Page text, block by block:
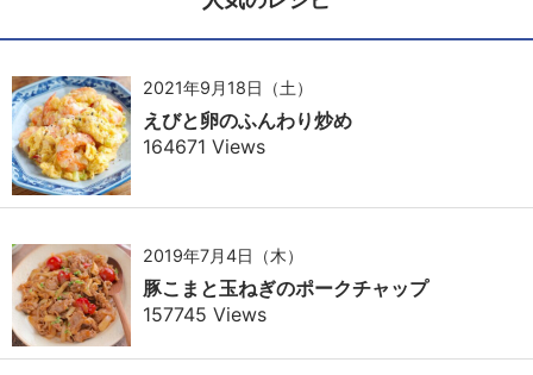
2021年9月18日（土）
えびと卵のふんわり炒め
164671 Views
2019年7月4日（木）
豚こまと玉ねぎのポークチャップ
157745 Views